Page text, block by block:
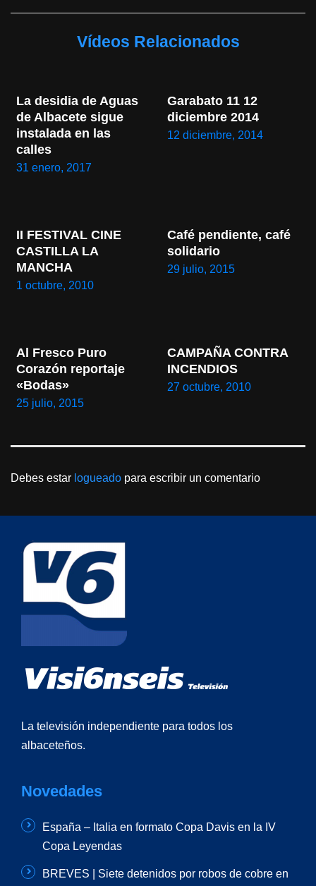
Vídeos Relacionados
La desidia de Aguas
de Albacete sigue
instalada en las
calles
31 enero, 2017
Garabato 11 12
diciembre 2014
12 diciembre, 2014
II FESTIVAL CINE
CASTILLA LA
MANCHA
1 octubre, 2010
Café pendiente, café
solidario
29 julio, 2015
Al Fresco Puro
Corazón reportaje
«Bodas»
25 julio, 2015
CAMPAÑA CONTRA
INCENDIOS
27 octubre, 2010
Debes estar logueado para escribir un comentario
La televisión independiente para todos los
albaceteños.
Novedades
España – Italia en formato Copa Davis en la IV
Copa Leyendas
BREVES | Siete detenidos por robos de cobre en